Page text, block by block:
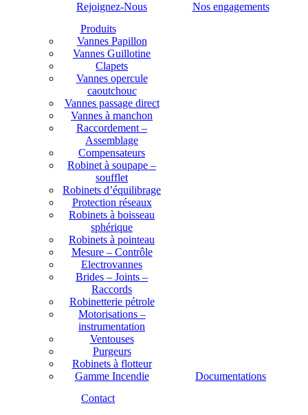
Rejoignez-Nous
Nos engagements
Produits
Vannes Papillon
Vannes Guillotine
Clapets
Vannes opercule
caoutchouc
Vannes passage direct
Vannes à manchon
Raccordement –
Assemblage
Compensateurs
Robinet à soupape –
soufflet
Robinets d’équilibrage
Protection réseaux
Robinets à boisseau
sphérique
Robinets à pointeau
Mesure – Contrôle
Electrovannes
Brides – Joints –
Raccords
Robinetterie pétrole
Motorisations –
instrumentation
Ventouses
Purgeurs
Robinets à flotteur
Gamme Incendie
Documentations
Contact